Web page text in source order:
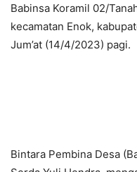
Babinsa Koramil 02/
kecamatan Enok,
Jum’at (14/4/2023) pagi.
Bintara Pembina Desa